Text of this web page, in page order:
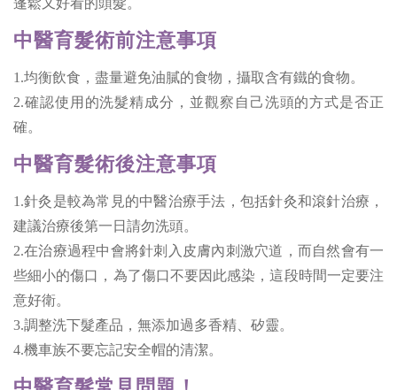
中醫育髮術前注意事項
1.均衡飲食，盡量避免油膩的食物，攝取含有鐵的食物。
2.確認使用的洗髮精成分，並觀察自己洗頭的方式是否正
確。
中醫育髮術後注意事項
1.針灸是較為常見的中醫治療手法，包括針灸和滾針治療，
建議治療後第一日請勿洗頭。
2.在治療過程中會將針刺入皮膚內刺激穴道，而自然會有一
些細小的傷口，為了傷口不要因此感染，這段時間一定要注
意好衛。
3.調整洗下髮產品，無添加過多香精、矽靈。
4.機車族不要忘記安全帽的清潔。